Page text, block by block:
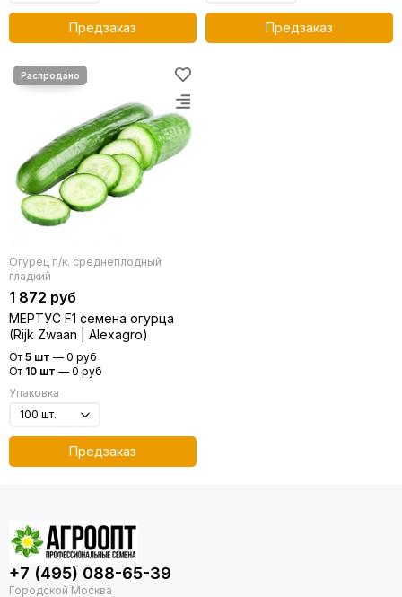
Предзаказ Предзаказ
Огурец п/к. среднеплодный
гладкий
1 872 руб
МЕРТУС F1 семена огурца
(Rijk Zwaan | Alexagro)
От 5 шт — 0 руб
От 10 шт — 0 руб
Упаковка
Предзаказ
+7 (495) 088-65-39